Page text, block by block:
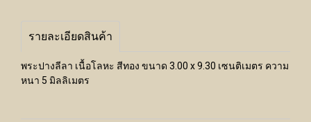
รายละเอียดสินค้า
พระปางลีลา เนื้อโลหะ สีทอง ขนาด 3.00 x 9.30 เซนติเมตร ความ
หนา 5 มิลลิเมตร